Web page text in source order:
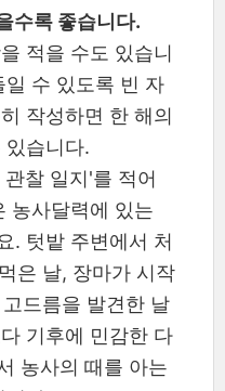
수록 좋습니다.
적을 수도 있습니
수 있도록 빈 자
작성하면 한 해의
있습니다.
찰 일지'를 적어
농사달력에 있는
. 텃밭 주변에서 처
은 날, 장마가 시작
드름을 발견한 날
기후에 민감한 다
농사의 때를 아는